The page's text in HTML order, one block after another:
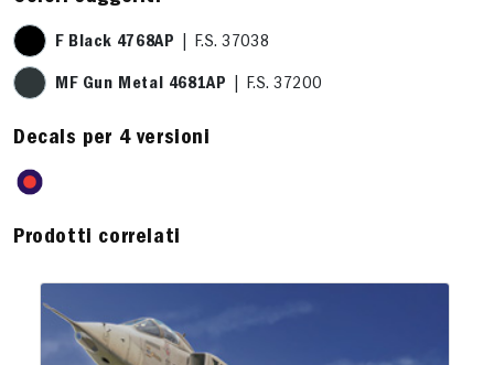
F Black 4768AP | F.S. 37038
MF Gun Metal 4681AP | F.S. 37200
Decals per 4 versioni
Prodotti correlati